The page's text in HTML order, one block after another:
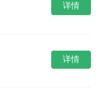
详情
详情